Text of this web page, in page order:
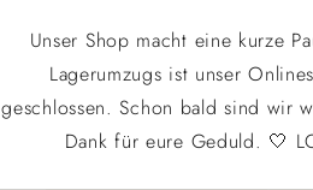
Unser Shop macht eine kurze
Lagerumzugs ist unser
geschlossen. Schon bald sind wir
Dank für eure Geduld. 🤍